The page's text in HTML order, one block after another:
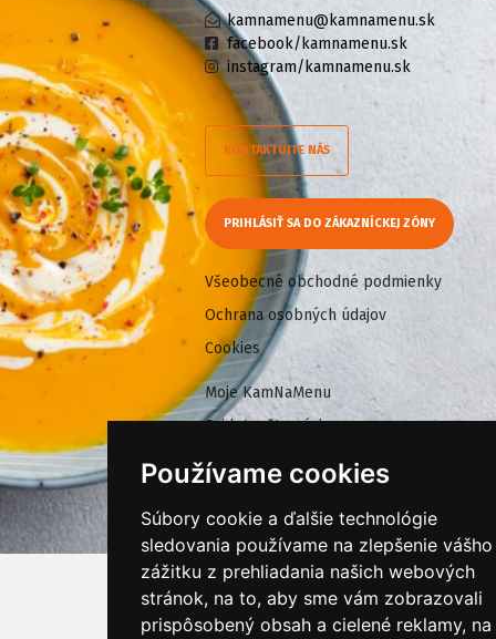
Používame cookies
Súbory cookie a ďalšie technológie
sledovania používame na zlepšenie vášho
zážitku z prehliadania našich webových
stránok, na to, aby sme vám zobrazovali
prispôsobený obsah a cielené reklamy, na
kamnamenu@kamnamenu.sk
facebook/kamnamenu.sk
instagram/kamnamenu.sk
KONTAKTUJTE NÁS
PRIHLÁSIŤ SA DO ZÁKAZNÍCKEJ ZÓNY
Všeobecné obchodné podmienky
Ochrana osobných údajov
Cookies
Moje KamNaMenu
Pridať reštauráciu
Cenník balíkov